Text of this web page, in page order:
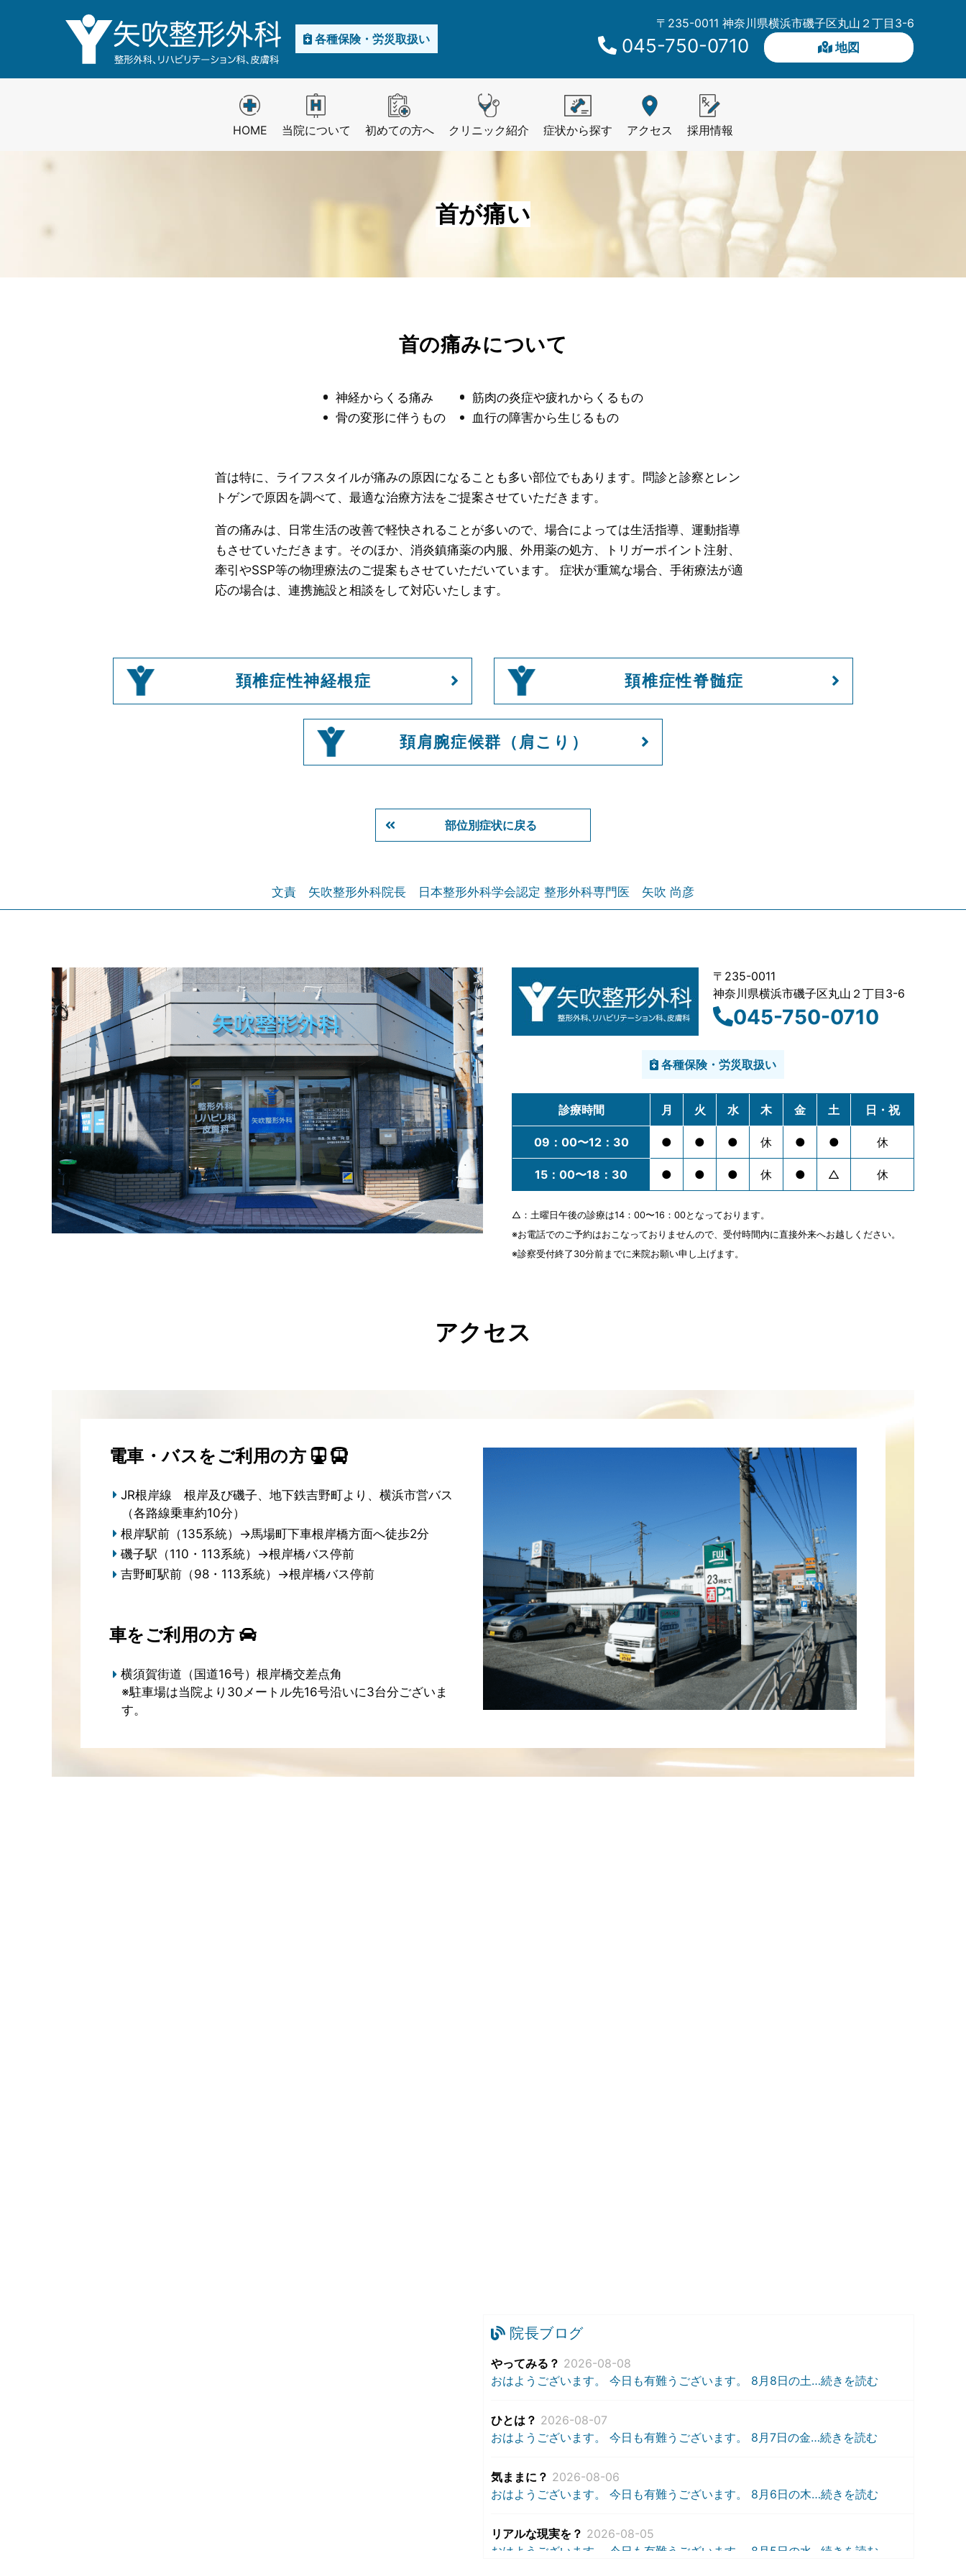
各種保険・労災取扱い
〒235-0011 神奈川県横浜市磯子区丸山２丁目3-6
045-750-0710 地図
HOME 当院について 初めての方へ クリニック紹介 症状から探す アクセス 採用情報
首が痛い
首の痛みについて
神経からくる痛み
骨の変形に伴うもの
筋肉の炎症や疲れからくるもの
血行の障害から生じるもの
首は特に、ライフスタイルが痛みの原因になることも多い部位でもあります。問診と診察とレン
トゲンで原因を調べて、最適な治療方法をご提案させていただきます。
首の痛みは、日常生活の改善で軽快されることが多いので、場合によっては生活指導、運動指導
もさせていただきます。そのほか、消炎鎮痛薬の内服、外用薬の処方、トリガーポイント注射、
牽引やSSP等の物理療法のご提案もさせていただいています。 症状が重篤な場合、手術療法が適
応の場合は、連携施設と相談をして対応いたします。
頚椎症性神経根症 頚椎症性脊髄症
頚肩腕症候群（肩こり）
部位別症状に戻る
文責 矢吹整形外科院長 日本整形外科学会認定 整形外科専門医 矢吹 尚彦
〒235-0011
神奈川県横浜市磯子区丸山２丁目3-6
045-750-0710
各種保険・労災取扱い
診療時間 月 火 水 木 金 土 日・祝
09：00〜12：30 ● ● ● 休 ● ● 休
15：00〜18：30 ● ● ● 休 ● △ 休
△：土曜日午後の診療は14：00〜16：00となっております。
※お電話でのご予約はおこなっておりませんので、受付時間内に直接外来へお越しください。
※診察受付終了30分前までに来院お願い申し上げます。
アクセス
電車・バスをご利用の方
JR根岸線 根岸及び磯子、地下鉄吉野町より、横浜市営バス
（各路線乗車約10分）
根岸駅前（135系統）→馬場町下車根岸橋方面へ徒歩2分
磯子駅（110・113系統）→根岸橋バス停前
吉野町駅前（98・113系統）→根岸橋バス停前
車をご利用の方
横須賀街道（国道16号）根岸橋交差点角
※駐車場は当院より30メートル先16号沿いに3台分ございま
す。
院長ブログ
やってみる？ 2026-08-08
おはようございます。 今日も有難うございます。 8月8日の土…続きを読む
ひとは？ 2026-08-07
おはようございます。 今日も有難うございます。 8月7日の金…続きを読む
気ままに？ 2026-08-06
おはようございます。 今日も有難うございます。 8月6日の木…続きを読む
リアルな現実を？ 2026-08-05
おはようございます。 今日も有難うございます。 8月5日の水 …続きを読む